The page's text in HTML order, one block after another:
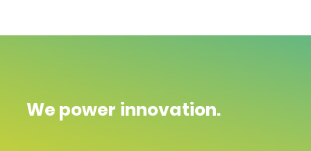
We power innovation.